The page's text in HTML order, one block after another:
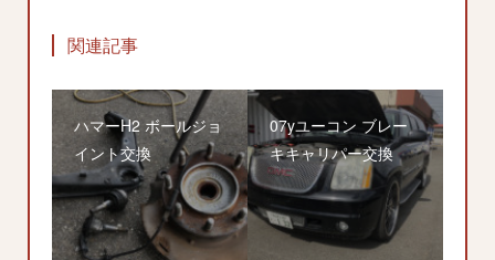
関連記事
ハマーH2 ボールジョ
イント交換
07yユーコン ブレー
キキャリパー交換